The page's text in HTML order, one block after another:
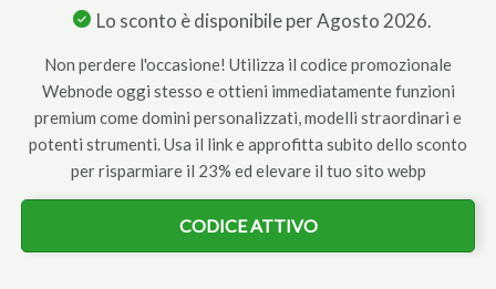
Lo sconto è disponibile per Agosto 2026.
Non perdere l'occasione! Utilizza il codice promozionale
Webnode oggi stesso e ottieni immediatamente funzioni
premium come domini personalizzati, modelli straordinari e
potenti strumenti. Usa il link e approfitta subito dello sconto
per risparmiare il 23% ed elevare il tuo sito webp
CODICE ATTIVO